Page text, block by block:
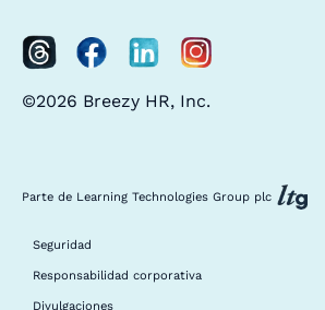
©2026 Breezy HR, Inc.
Parte de Learning Technologies Group plc
Seguridad
Responsabilidad corporativa
Divulgaciones